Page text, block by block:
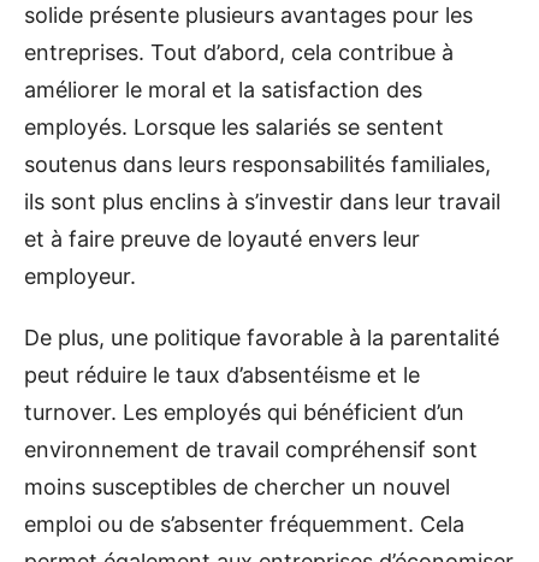
solide présente plusieurs avantages pour les
entreprises. Tout d’abord, cela contribue à
améliorer le moral et la satisfaction des
employés. Lorsque les salariés se sentent
soutenus dans leurs responsabilités familiales,
ils sont plus enclins à s’investir dans leur travail
et à faire preuve de loyauté envers leur
employeur.
De plus, une politique favorable à la parentalité
peut réduire le taux d’absentéisme et le
turnover. Les employés qui bénéficient d’un
environnement de travail compréhensif sont
moins susceptibles de chercher un nouvel
emploi ou de s’absenter fréquemment. Cela